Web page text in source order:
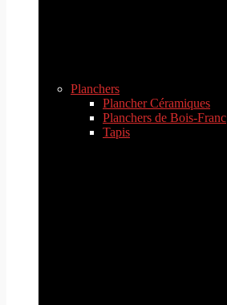
Planchers
Plancher Céramiques
Planchers de Bois-Franc
Tapis